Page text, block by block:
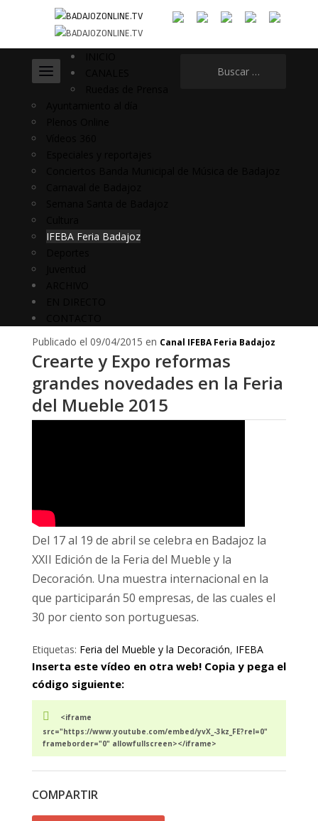
IFEBA Feria Badajoz
Publicado el 09/04/2015 en Canal IFEBA Feria Badajoz
Crearte y Expo reformas
grandes novedades en la Feria
del Mueble 2015
Del 17 al 19 de abril se celebra en Badajoz la
XXII Edición de la Feria del Mueble y la
Decoración. Una muestra internacional en la
que participarán 50 empresas, de las cuales el
30 por ciento son portuguesas.
Etiquetas: Feria del Mueble y la Decoración, IFEBA
Inserta este vídeo en otra web! Copia y pega el
código siguiente:
<iframe
src="https://www.youtube.com/embed/yvX_-3kz_FE?rel=0"
frameborder="0" allowfullscreen></iframe>
COMPARTIR